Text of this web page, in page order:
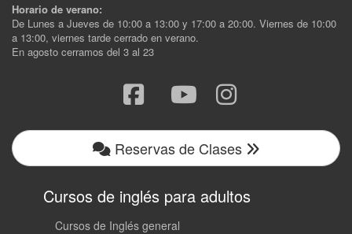
Horario de verano:
De Lunes a Jueves de 10:00 a 13:00 y 17:00 a 20:00. Viernes de 10:00
a 13:00, viernes tarde cerrado en verano.
En agosto cerramos del 3 al 23
Reservas de Clases
Cursos de inglés para adultos
Cursos de Inglés general